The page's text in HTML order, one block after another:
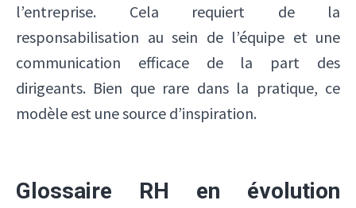
l’entreprise. Cela requiert de la
responsabilisation au sein de l’équipe et une
communication efficace de la part des
dirigeants. Bien que rare dans la pratique, ce
modèle est une source d’inspiration.
Glossaire RH en évolution